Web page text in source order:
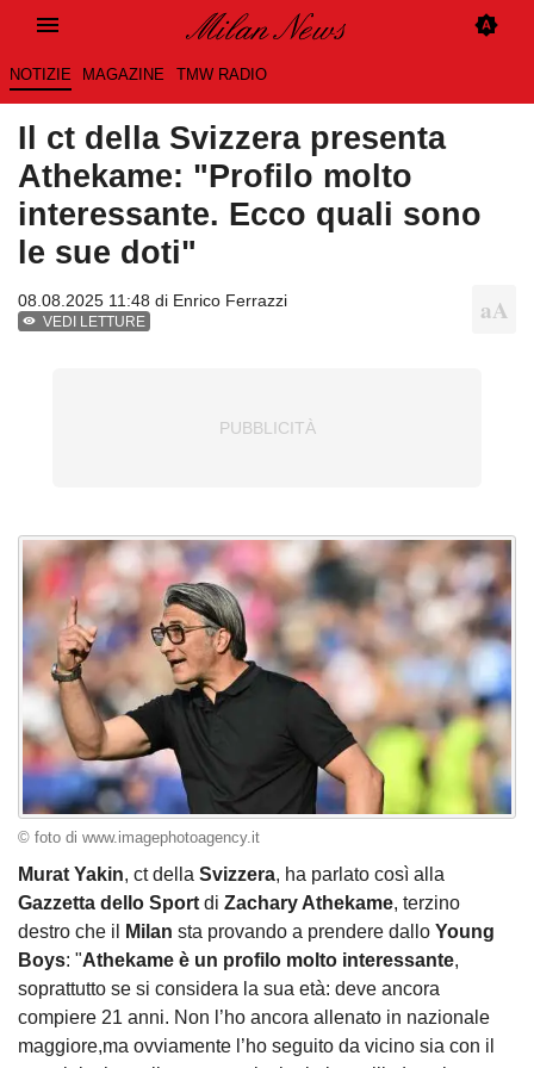
NOTIZIE MAGAZINE TMW RADIO
Il ct della Svizzera presenta
Athekame: "Profilo molto
interessante. Ecco quali sono
le sue doti"
08.08.2025 11:48 di Enrico Ferrazzi
VEDI LETTURE
© foto di www.imagephotoagency.it
Murat Yakin, ct della Svizzera, ha parlato così alla
Gazzetta dello Sport di Zachary Athekame, terzino
destro che il
Milan sta provando a prendere dallo Young
Boys: "Athekame è un profilo molto interessante,
soprattutto se si considera la sua età: deve ancora
compiere 21 anni. Non l’ho ancora allenato in nazionale
maggiore,ma ovviamente l’ho seguito da vicino sia con il